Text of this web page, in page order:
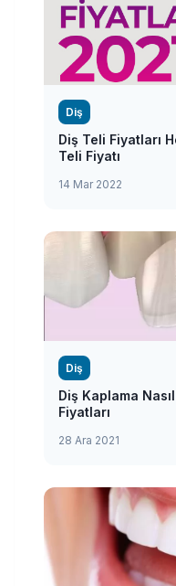
Diş
Diş Teli Fiyatları
Teli Fiyatı
14 Mar 2022
Diş
Diş Kaplama
Fiyatları
28 Ara 2021